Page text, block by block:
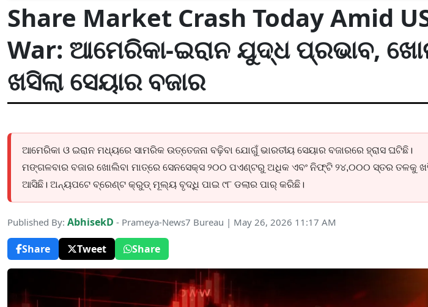
Share Market Crash Today Amid
War: ଆମେରିକା-ଇରାନ ଯୁଦ୍ଧ ପ୍ରଭାବ,
ଖସିଲା ସେୟାର ବଜାର
ଆମେରିକା ଓ ଇରାନ ମଧ୍ୟରେ ସାମରିକ ଉତ୍ତେଜନା ବଢ଼ିବା ଯୋଗୁଁ ଭାରତୀୟ ସେୟାର ବଜାରରେ ହ୍ରାସ ଘଟିଛି।
ମଙ୍ଗଳବାର ବଜାର ଖୋଲିବା ମାତ୍ରେ ସେନସେକ୍ସ ୨୦୦ ପଏଣ୍ଟରୁ ଅଧିକ ଏବଂ ନିଫ୍ଟି ୨୪,୦୦୦ ସ୍ତର ତଳକୁ
ଆସିଛି। ଅନ୍ୟପଟେ ବ୍ରେଣ୍ଟ କ୍ରୁଡ୍ ମୂଲ୍ୟ ବୃଦ୍ଧି ପାଇ ୯୮ ଡଲାର ପାର୍ କରିଛି।
Published By: AbhisekD - Prameya-News7 Bureau | May 26, 2026 11:17 AM
Share
Tweet Share